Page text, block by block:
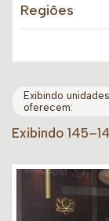
Regiões
Exibindo
oferecem:
Exibindo